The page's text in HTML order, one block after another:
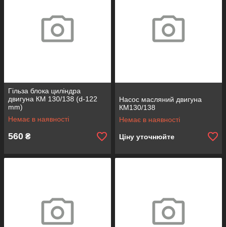
Гільза блока циліндра
двигуна КМ 130/138 (d-122
mm)
Немає в наявності
560 ₴
Насос масляний двигуна
КМ130/138
Немає в наявності
Ціну уточнюйте